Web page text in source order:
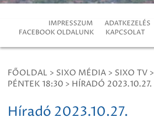
IMPRESSZUM ADATKEZELÉS
FACEBOOK OLDALUNK
KAPCSOLAT
FŐOLDAL > SIXO MÉDIA > SIXO TV >
PÉNTEK 18:30 > HÍRADÓ 2023.10.27.
Híradó 2023.10.27.